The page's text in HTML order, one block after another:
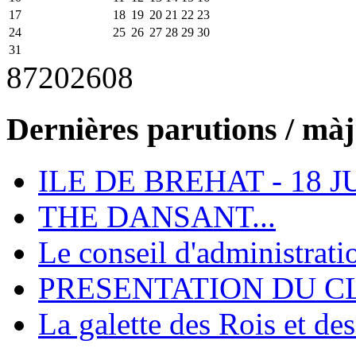
17
18 19 20 21 22 23
24
25 26 27 28 29 30
31
87202608
Dernières parutions / màj
ILE DE BREHAT - 18
THE DANSANT...
Le conseil
PRESENTATION DU
La galette des Rois et